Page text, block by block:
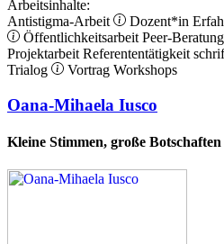
Arbeitsinhalte:
Antistigma-Arbeit
Dozent*in
Öffentlichkeitsarbeit Peer-Beratung
Projektarbeit Referententätigkeit
Trialog
Vortrag Workshops
Oana-Mihaela Iusco
Kleine Stimmen, große Botschaften